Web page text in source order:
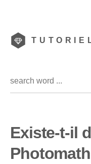
Existe-t-il